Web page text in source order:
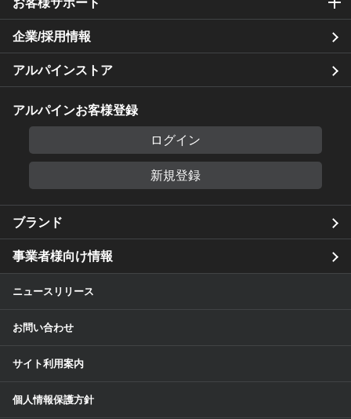
企業/採用情報
アルパインストア
アルパインお客様登録
ログイン
新規登録
ブランド
事業者様向け情報
ニュースリリース
お問い合わせ
サイト利用案内
個人情報保護方針